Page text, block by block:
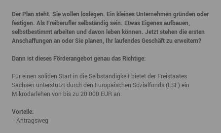
Der Plan steht. Sie wollen loslegen. Ein kleines Unternehmen gründen oder
festigen. Als Freiberufler selbständig sein. Etwas Eigenes aufbauen,
selbstbestimmt arbeiten und davon leben können. Jetzt stehen die ersten
Anschaffungen an oder Sie planen, Ihr laufendes Geschäft zu erweitern?
Dann ist dieses Förderangebot genau das Richtige:
Für einen soliden Start in die Selbständigkeit bietet der Freistaates
Sachsen unterstützt durch den Europäischen Sozialfonds (ESF) ein
Mikrodarlehen von bis zu 20.000 EUR an.
Vorteile:
- Antragsweg